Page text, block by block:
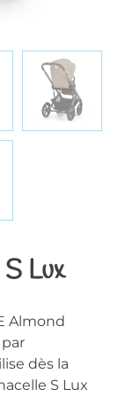
Lux
Almond
dès la
S Lux